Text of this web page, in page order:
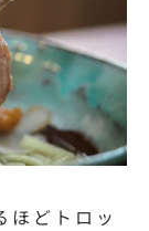
ほどトロッ